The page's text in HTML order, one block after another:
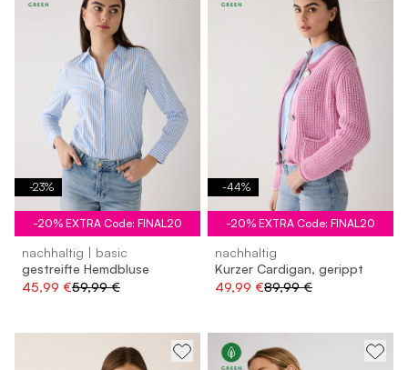
-23%
-20% EXTRA Code: FINAL20
nachhaltig | basic
gestreifte Hemdbluse
45,99 €59,99 €
-44%
-20% EXTRA Code: FINAL20
nachhaltig
Kurzer Cardigan, gerippt
49,99 €89,99 €